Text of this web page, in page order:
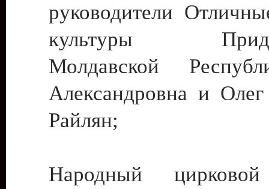
руководители
культуры
Молдавской
Александровна и
Райлян;
Народный цирковой